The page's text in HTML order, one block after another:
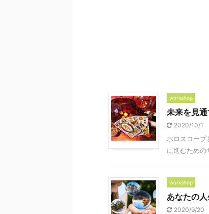
workshop
未来を見
2020/10/1
ホロスコー
に進むための
workshop
あなたの
2020/9/20